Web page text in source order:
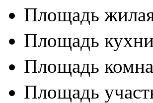
Площадь
Площадь кухни
Площадь
Площадь